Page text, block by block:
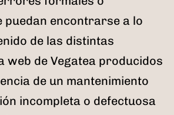
puedan encontrarse a lo
de las distintas
web de Vegatea producidos
de un mantenimiento
incompleta o defectuosa